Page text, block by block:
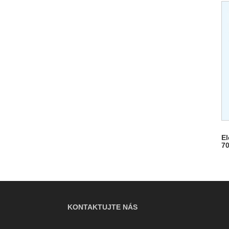
KONTAKTUJTE NÁS